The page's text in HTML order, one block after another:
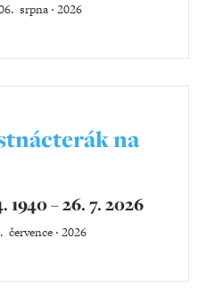
srpna ‧ 2026
na
– 26. 7. 2026
července ‧ 2026